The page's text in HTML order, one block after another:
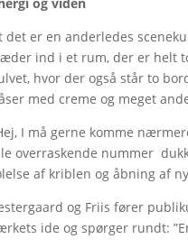
det er en anderledes
ind i et rum, der er helt
hvor der også står to
med creme og meget
I må gerne komme
overraskende nummer
af kriblen og åbning af
og Friis fører
ide og spørger rundt: